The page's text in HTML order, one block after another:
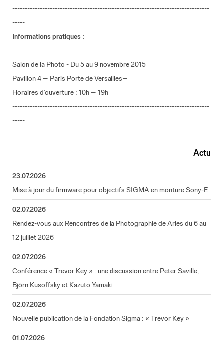
-------------------------------------------------------------------------------
-----
Informations pratiques :
Salon de la Photo - Du 5 au 9 novembre 2015
Pavillon 4 – Paris Porte de Versailles–
Horaires d’ouverture : 10h – 19h
-------------------------------------------------------------------------------
-----
Actu
23.07.2026
Mise à jour du firmware pour objectifs SIGMA en monture Sony-E
02.07.2026
Rendez-vous aux Rencontres de la Photographie de Arles du 6 au
12 juillet 2026
02.07.2026
Conférence « Trevor Key » : une discussion entre Peter Saville,
Björn Kusoffsky et Kazuto Yamaki
02.07.2026
Nouvelle publication de la Fondation Sigma : « Trevor Key »
01.07.2026